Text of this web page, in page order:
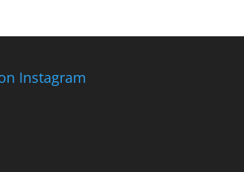
Instagram